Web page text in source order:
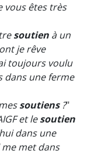
vous êtes très
soutien à un
je rêve
toujours voulu
dans une ferme
soutiens?"
et lesoutien
dans une
met dans